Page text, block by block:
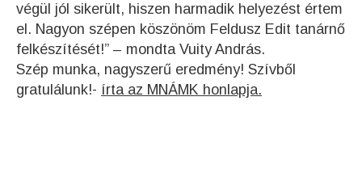
végül jól sikerült, hiszen harmadik helyezést értem
el. Nagyon szépen köszönöm Feldusz Edit tanárnő
felkészítését!” – mondta Vuity András.
Szép munka, nagyszerű eredmény! Szívből
gratulálunk!- írta az MNÁMK honlapja.